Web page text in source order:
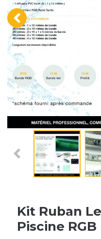
‹
Kit Ruban
Piscine RGB